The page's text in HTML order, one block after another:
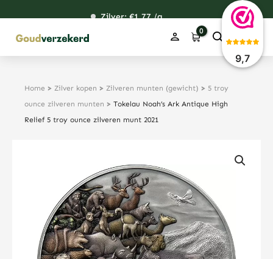
9,7
inhoud
120,90
Zilver: €1,77/g
48,92
38,42
Home > Zilver kopen > Zilveren munten (gewicht) > 5 troy
ounce zilveren munten > Tokelau Noah’s Ark Antique High
Relief 5 troy ounce zilveren munt 2021